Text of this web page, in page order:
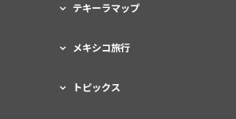
テキーラマップ
メキシコ旅行
トピックス